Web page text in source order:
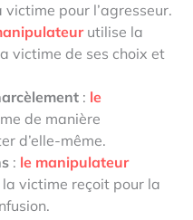
pour l’agresseur.
utilise la
victime de ses choix et
: le
de manière
d’elle-même.
: le manipulateur
victime reçoit pour la